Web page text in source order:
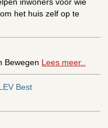
het huis zelf op te
Bewegen Lees meer..
Best